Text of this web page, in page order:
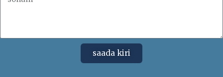
saada kiri